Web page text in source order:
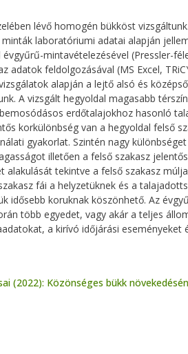
lévő homogén bükköst
laboratóriumi adatai alapján
mintavételezésével (Pressler-
adatok feldolgozásával (MS Excel,
alapján a lejtő alsó és
A vizsgált hegyoldal magasabb
erdőtalajokhoz hasonló
korkülönbség van a hegyoldal felső
gyakorlat. Szintén nagy
illetően a felső szakasz
alakulását tekintve a felső szakasz
fái a helyzetüknek és a
idősebb koruknak köszönhető. Az
több egyedet, vagy akár a teljes
a kirívó időjárási
(2022): Közönséges bükk